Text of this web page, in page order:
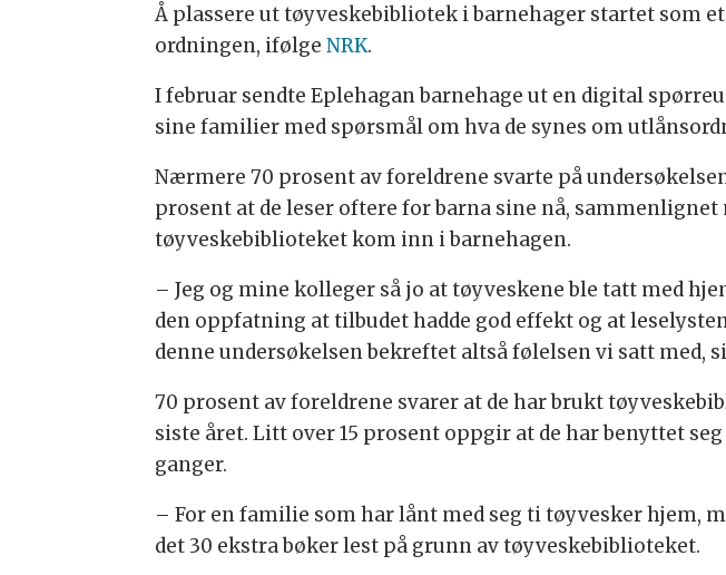
Å plassere ut tøyveskebibliotek i barnehager startet som
ordningen, ifølgeNRK.
I februar sendte Eplehagan barnehage ut en digital
sine familier med spørsmål om hva de synes om
Nærmere 70 prosent av foreldrene svarte på
prosent at de leser oftere for barna sine nå, sammenlignet
tøyveskebiblioteket kom inn i barnehagen.
– Jeg og mine kolleger så jo at tøyveskene ble tatt med
den oppfatning at tilbudet hadde god effekt og at
denne undersøkelsen bekreftet altså følelsen vi satt med,
70 prosent av foreldrene svarer at de har brukt
siste året. Litt over 15 prosent oppgir at de har benyttet
ganger.
– For en familie som har lånt med seg ti tøyvesker hjem,
det 30 ekstra bøker lest på grunn av tøyveskebiblioteket.